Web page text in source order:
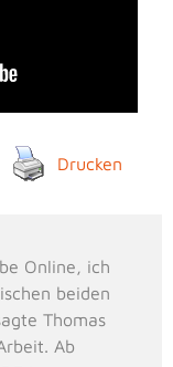
Drucken
Online, ich
beiden
Thomas
Ab